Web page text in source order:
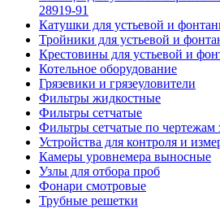
28919-91
Катушки для устьевой и
Тройники для устьевой и
Крестовины для устьевой и
Котельное оборудование
Грязевики и грязеуловители
Фильтры жидкостные
Фильтры сетчатые
Фильтры сетчатые по чертежам
Устройства для контроля и
Камеры уровнемера выносные
Узлы для отбора проб
Фонари смотровые
Трубные решетки